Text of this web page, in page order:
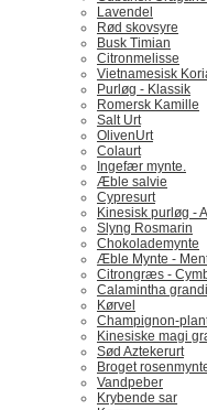
Lavendel
Rød skovsyre
Busk Timian
Citronmelisse
Vietnamesisk
Purløg - Klassik
Romersk Kamille
Salt Urt
OlivenUrt
Colaurt
Ingefær mynte.
Æble salvie
Cypresurt
Kinesisk purløg -
Slyng Rosmarin
Chokolademynte
Æble Mynte -
Citrongræs -
Calamintha
Kørvel
Champignon-
Kinesiske magi
Sød Aztekerurt
Broget
Vandpeber
Krybende sar